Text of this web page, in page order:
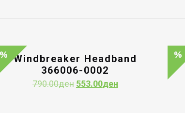
Windbreaker Headband
366006-0002
790.00ден Original
553.00денCurrent